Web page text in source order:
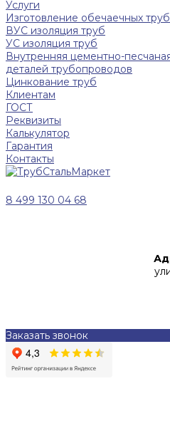
Услуги
Изготовление обечаечных
ВУС изоляция труб
УС изоляция труб
Внутренняя цементно-
деталей трубопроводов
Цинкование труб
Клиентам
ГОСТ
Реквизиты
Калькулятор
Гарантия
Контакты
8 499 130 04 68
Заказать звонок